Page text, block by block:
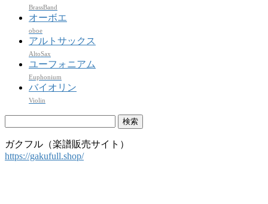
BrassBand
オーボエ
oboe
アルトサックス
AltoSax
ユーフォニアム
Euphonium
バイオリン
Violin
ガクフル（楽譜販売サイト）
https://gakufull.shop/